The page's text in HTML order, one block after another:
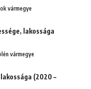
vármegye
lakossága
vármegye
(2020 –